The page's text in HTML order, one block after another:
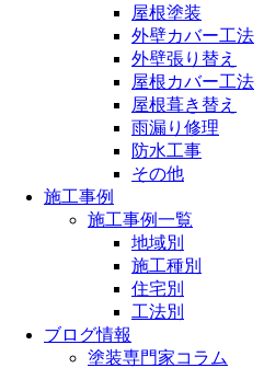
屋根塗装
外壁カバー工法
外壁張り替え
屋根カバー工法
屋根葺き替え
雨漏り修理
防水工事
その他
施工事例
施工事例一覧
地域別
施工種別
住宅別
工法別
ブログ情報
塗装専門家コラム